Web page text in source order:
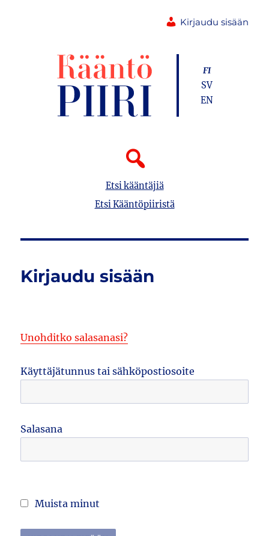
Kirjaudu sisään
Etsi kääntäjiä
Etsi Kääntöpiiristä
FI
SV
EN
Kirjaudu sisään
Unohditko salasanasi?
Käyttäjätunnus tai sähköpostiosoite
Salasana
Muista minut